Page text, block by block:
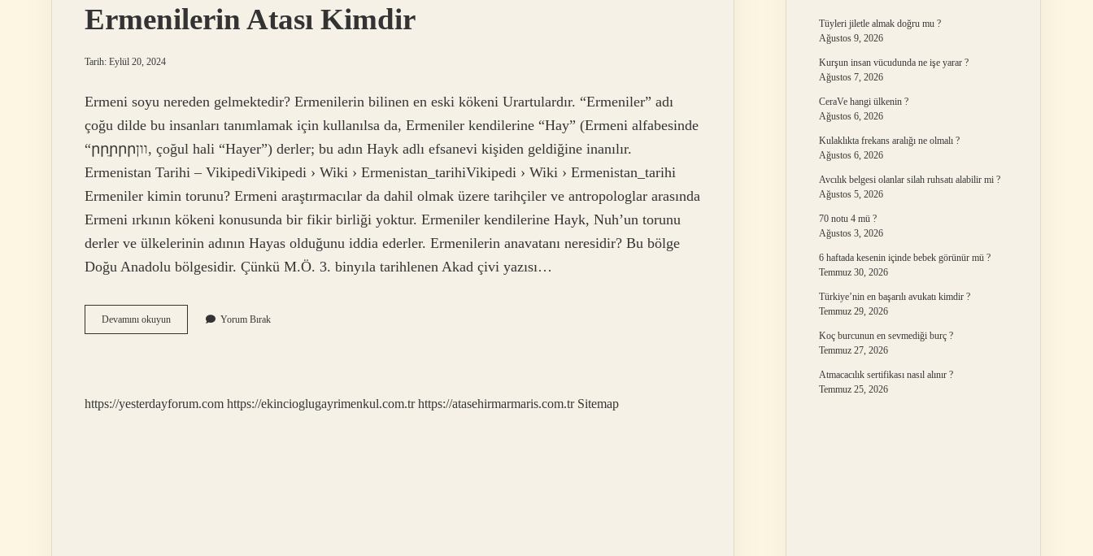
Ermenilerin Atası Kimdir
Tarih: Eylül 20, 2024
Ermeni soyu nereden gelmektedir? Ermenilerin bilinen en eski kökeni Urartulardır. “Ermeniler” adı
çoğu dilde bu insanları tanımlamak için kullanılsa da, Ermeniler kendilerine “Hay” (Ermeni alfabesinde
“րրֵրրրוון, çoğul hali “Hayer”) derler; bu adın Hayk adlı efsanevi kişiden geldiğine inanılır.
Ermenistan Tarihi – VikipediVikipedi › Wiki › Ermenistan_tarihiVikipedi › Wiki › Ermenistan_tarihi
Ermeniler kimin torunu? Ermeni araştırmacılar da dahil olmak üzere tarihçiler ve antropologlar arasında
Ermeni ırkının kökeni konusunda bir fikir birliği yoktur. Ermeniler kendilerine Hayk, Nuh’un torunu
derler ve ülkelerinin adının Hayas olduğunu iddia ederler. Ermenilerin anavatanı neresidir? Bu bölge
Doğu Anadolu bölgesidir. Çünkü M.Ö. 3. binyıla tarihlenen Akad çivi yazısı…
Devamını okuyunErmenilerin
Atası
Yorum Bırak
https://yesterdayforum.com https://ekincioglugayrimenkul.com.tr https://atasehirmarmaris.com.tr Sitemap
Tüyleri jiletle almak doğru mu ?
Ağustos 9, 2026
Kurşun insan vücudunda ne işe yarar ?
Ağustos 7, 2026
CeraVe hangi ülkenin ?
Ağustos 6, 2026
Kulaklıkta frekans aralığı ne olmalı ?
Ağustos 6, 2026
Avcılık belgesi olanlar silah ruhsatı alabilir mi ?
Ağustos 5, 2026
70 notu 4 mü ?
Ağustos 3, 2026
6 haftada kesenin içinde bebek görünür mü ?
Temmuz 30, 2026
Türkiye’nin en başarılı avukatı kimdir ?
Temmuz 29, 2026
Koç burcunun en sevmediği burç ?
Temmuz 27, 2026
Atmacacılık sertifikası nasıl alınır ?
Temmuz 25, 2026